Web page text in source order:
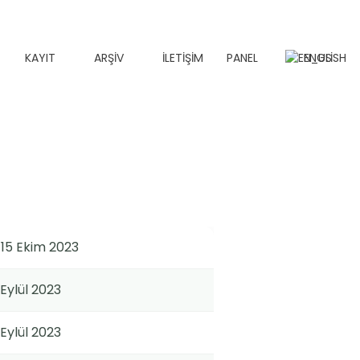
KAYIT ARŞİV İLETİŞİM PANEL ENGLISH
Ekim 2023
2023
2023